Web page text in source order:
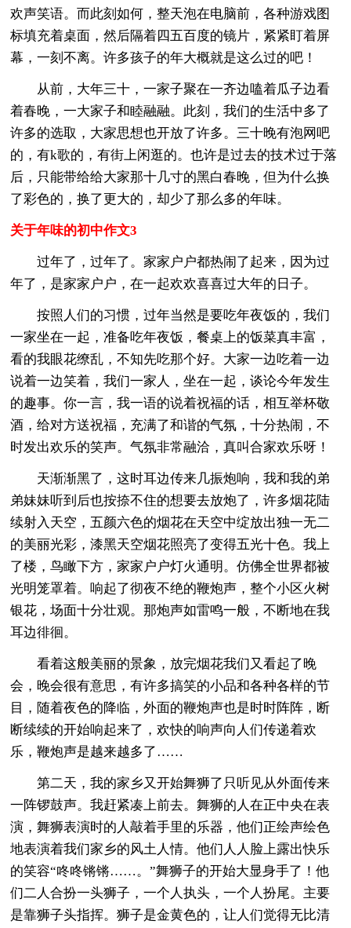
欢声笑语。而此刻如何，整天泡在电脑前，各种游戏图
标填充着桌面，然后隔着四五百度的镜片，紧紧盯着屏
幕，一刻不离。许多孩子的年大概就是这么过的吧！
从前，大年三十，一家子聚在一齐边嗑着瓜子边看
着春晚，一大家子和睦融融。此刻，我们的生活中多了
许多的选取，大家思想也开放了许多。三十晚有泡网吧
的，有k歌的，有街上闲逛的。也许是过去的技术过于落
后，只能带给给大家那十几寸的黑白春晚，但为什么换
了彩色的，换了更大的，却少了那么多的年味。
关于年味的初中作文3
过年了，过年了。家家户户都热闹了起来，因为过
年了，是家家户户，在一起欢欢喜喜过大年的日子。
按照人们的习惯，过年当然是要吃年夜饭的，我们
一家坐在一起，准备吃年夜饭，餐桌上的饭菜真丰富，
看的我眼花缭乱，不知先吃那个好。大家一边吃着一边
说着一边笑着，我们一家人，坐在一起，谈论今年发生
的趣事。你一言，我一语的说着祝福的话，相互举杯敬
酒，给对方送祝福，充满了和谐的气氛，十分热闹，不
时发出欢乐的笑声。气氛非常融洽，真叫合家欢乐呀！
天渐渐黑了，这时耳边传来几振炮响，我和我的弟
弟妹妹听到后也按捺不住的想要去放炮了，许多烟花陆
续射入天空，五颜六色的烟花在天空中绽放出独一无二
的美丽光彩，漆黑天空烟花照亮了变得五光十色。我上
了楼，鸟瞰下方，家家户户灯火通明。仿佛全世界都被
光明笼罩着。响起了彻夜不绝的鞭炮声，整个小区火树
银花，场面十分壮观。那炮声如雷鸣一般，不断地在我
耳边徘徊。
看着这般美丽的景象，放完烟花我们又看起了晚
会，晚会很有意思，有许多搞笑的小品和各种各样的节
目，随着夜色的降临，外面的鞭炮声也是时时阵阵，断
断续续的开始响起来了，欢快的响声向人们传递着欢
乐，鞭炮声是越来越多了……
第二天，我的家乡又开始舞狮了只听见从外面传来
一阵锣鼓声。我赶紧凑上前去。舞狮的人在正中央在表
演，舞狮表演时的人敲着手里的乐器，他们正绘声绘色
地表演着我们家乡的风土人情。他们人人脸上露出快乐
的笑容“咚咚锵锵……。”舞狮子的开始大显身手了！他
们二人合扮一头狮子，一个人执头，一个人扮尾。主要
是靠狮子头指挥。狮子是金黄色的，让人们觉得无比清